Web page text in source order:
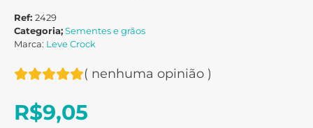
Ref: 2429
Categoria;Sementes e grãos
Marca: Leve Crock
( nenhuma opinião )
R$9,05